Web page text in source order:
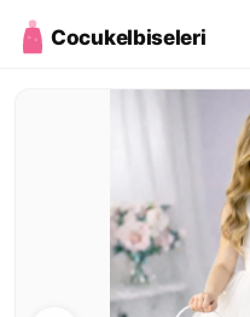
Cocukelbiseleri